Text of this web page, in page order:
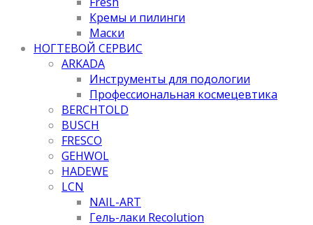
Кремы и пилинги
Маски
НОГТЕВОЙ СЕРВИС
ARKADA
Инструменты для подологии
Профессиональная космецевтика
BERCHTOLD
BUSCH
FRESCO
GEHWOL
HADEWE
LCN
NAIL-ART
Гель-лаки Recolution